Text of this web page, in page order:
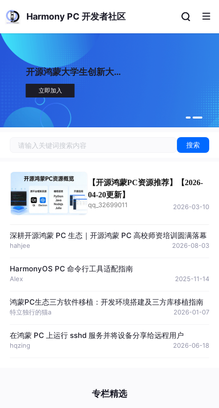
Harmony PC 开发者社区
开源鸿蒙大学生创新大赛
三大赛道全面开赛！
立即加入
搜索
【开源鸿蒙PC资源推荐】【2026-
04-20更新】
qq_32699011 2026-03-10
深耕开源鸿蒙 PC 生态｜开源鸿蒙 PC 高校师资培训圆满落幕（
hahjee 2026-08-03
HarmonyOS PC 命令行工具适配指南
Alex 2025-11-14
鸿蒙PC生态三方软件移植：开发环境搭建及三方库移植指南
特立独行的猫a 2026-01-07
在鸿蒙 PC 上运行 sshd 服务并将设备分享给远程用户
hqzing 2026-06-18
专栏精选